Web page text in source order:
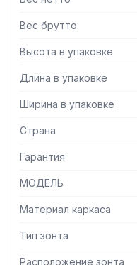
— Бескаркасный
0,8мм
— Поставляется в
Вес брутто
Высота в упаковке
Длина в упаковке
Ширина в упаковке
Страна
Гарантия
МОДЕЛЬ
Материал каркаса
Тип зонта
Расположение зонта